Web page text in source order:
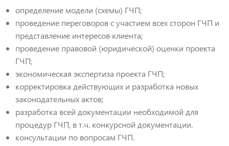
определение модели (схемы) ГЧП;
проведение переговоров с участием всех сторон ГЧП и
представление интересов клиента;
проведение правовой (юридической) оценки проекта
ГЧП;
экономическая экспертиза проекта ГЧП;
корректировка действующих и разработка новых
законодательных актов;
разработка всей документации необходимой для
процедур ГЧП, в т.ч. конкурсной документации.
консультации по вопросам ГЧП.